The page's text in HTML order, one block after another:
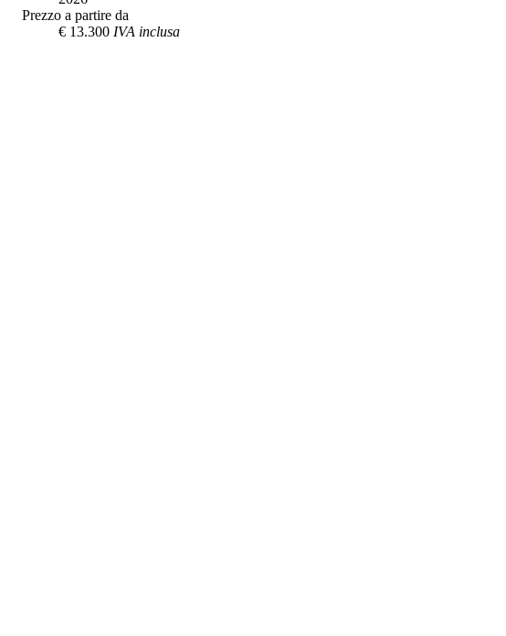
Prezzo a partire da
€ 13.300 IVA inclusa